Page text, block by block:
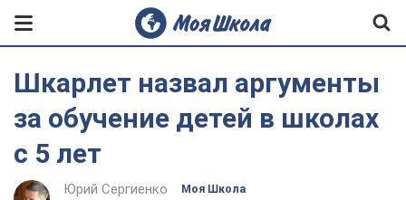
Шкарлет назвал аргументы
за обучение детей в школах
с 5 лет
Юрий Сергиенко Моя Школа